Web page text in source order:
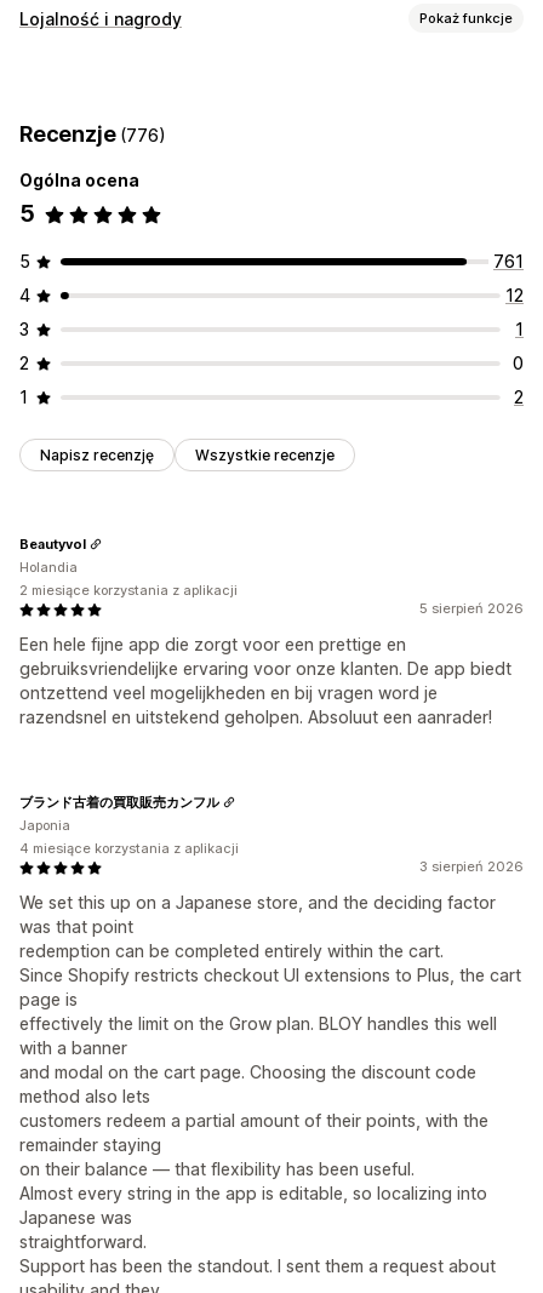
Lojalność i nagrody Pokaż funkcje
Polecenia
Subskrypcje
Karty na pieczątki lub do dziurkowania
Programy kart prezentowych
Kredyt sklepowy
Darmowa wysyłka
Wyłączny dostęp Dodatkowe korzyści dla członków
Wydarzenia Usługi Niestandardowe nagrody
Recenzje (776)
Ogólna ocena
5
5
761
4
12
3
1
2
0
1
2
Napisz recenzję Wszystkie recenzje
5 sierpień 2026
Een hele fijne app die zorgt voor een prettige en
gebruiksvriendelijke ervaring voor onze klanten. De app biedt
ontzettend veel mogelijkheden en bij vragen word je
razendsnel en uitstekend geholpen. Absoluut een aanrader!
Beautyvol
Holandia
2 miesiące korzystania z aplikacji
3 sierpień 2026
We set this up on a Japanese store, and the deciding factor
was that point
redemption can be completed entirely within the cart.
Since Shopify restricts checkout UI extensions to Plus, the cart
page is
effectively the limit on the Grow plan. BLOY handles this well
with a banner
and modal on the cart page. Choosing the discount code
method also lets
customers redeem a partial amount of their points, with the
remainder staying
on their balance — that flexibility has been useful.
Almost every string in the app is editable, so localizing into
Japanese was
straightforward.
Support has been the standout. I sent them a request about
ブランド古着の買取販売カンフル
Japonia
4 miesiące korzystania z aplikacji